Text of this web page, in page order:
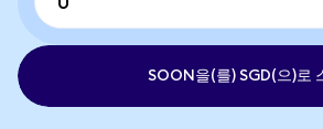
SOON을(를) SGD(으)로